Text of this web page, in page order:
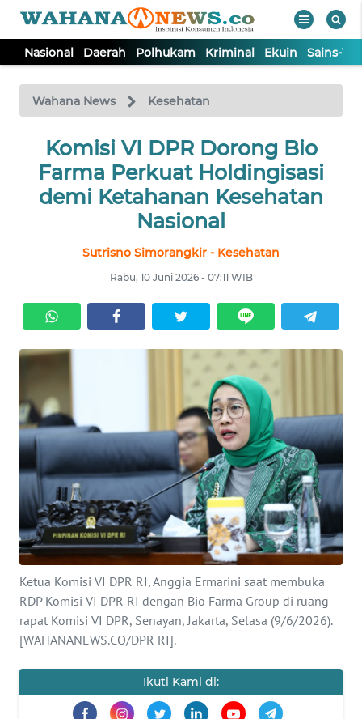
Nasional Daerah Polhukam Kriminal Ekuin Sains-
Wahana News Kesehatan
Komisi VI DPR Dorong Bio
Farma Perkuat Holdingisasi
demi Ketahanan Kesehatan
Nasional
Sutrisno Simorangkir - Kesehatan
Rabu, 10 Juni 2026 - 07:11 WIB
Ketua Komisi VI DPR RI, Anggia Ermarini saat membuka
RDP Komisi VI DPR RI dengan Bio Farma Group di ruang
rapat Komisi VI DPR, Senayan, Jakarta, Selasa (9/6/2026).
[WAHANANEWS.CO/DPR RI].
Ikuti Kami di:
TV
Tutup
NASIONAL
DAERAH
EKUIN
KESEHATAN
INTERNASIONAL
SERBA-SERBI
PENDIDIKAN
OLAHRAGA
OPINI